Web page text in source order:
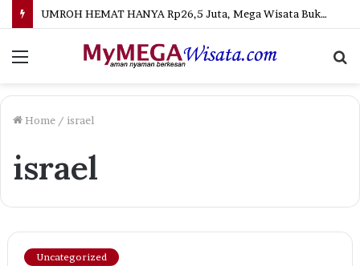
UMROH HEMAT HANYA Rp26,5 Juta, Mega Wisata Buka Program 9 Hari dengan Penerbangan Langsung Palembang–Jeddah
Menu
Home / israel
israel
Uncategorized